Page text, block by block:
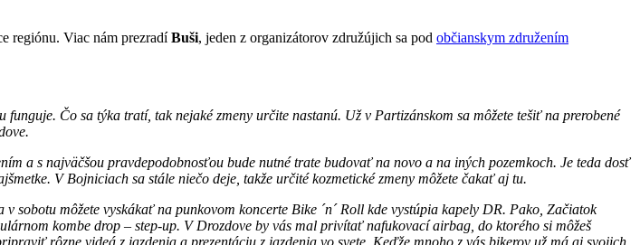
regiónu. Viac nám prezradíBuši, jeden z organizátorov združújich sa pod občianskym združením
Čo sa týka tratí, tak nejaké zmeny určite nastanú. Už v Partizánskom sa môžete tešiť na prerobené
a s najväčšou pravdepodobnosťou bude nutné trate budovať na novo a na iných pozemkoch. Je teda dosť
V Bojniciach sa stále niečo deje, takže určité kozmetické zmeny môžete čakať aj tu.
v sobotu môžete vyskákať na punkovom koncerte Bike ´n´ Roll kde vystúpia kapely DR. Pako, Začiatok
kombe drop – step-up. V Drozdove by vás mal privítať nafukovací airbag, do ktorého si môžeš
rôzne videá z jazdenia a prezentáciu z jazdenia vo svete. Keďže mnoho z vás bikerov už má aj svojich